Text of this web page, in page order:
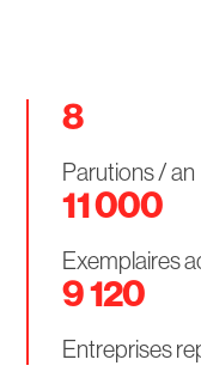
8
Parutions / an
11 000
Exemplaires
9 120
Entreprises